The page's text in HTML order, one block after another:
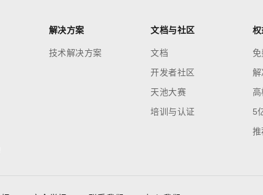
解决方案
技术解决方案
文档与社区
文档
开发者社区
天池大赛
培训与认证
权
解
高
5
推